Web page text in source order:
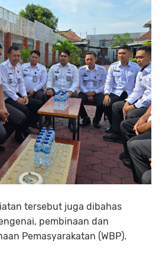
tersebut juga dibahas
pembinaan dan
Pemasyarakatan (WBP).